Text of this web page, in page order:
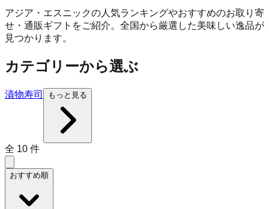
アジア・エスニックの人気ランキングやおすすめのお取り寄
せ・通販ギフトをご紹介。全国から厳選した美味しい逸品が
見つかります。
カテゴリーから選ぶ
漬物寿司 もっと見る
全 10 件
おすすめ順